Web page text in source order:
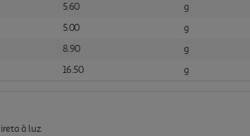
5.60
g
5.00
g
8.90
g
16.50 g
à luz.